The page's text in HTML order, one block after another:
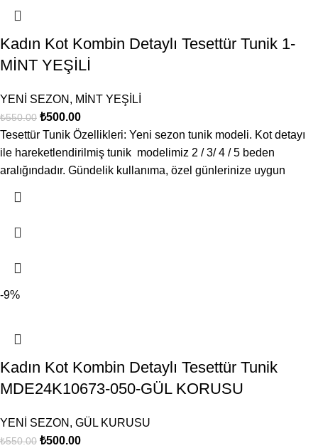
Kadın Kot Kombin Detaylı Tesettür Tunik 1-
MİNT YEŞİLİ
YENİ SEZON , MİNT YEŞİLİ
₺550.00 ₺500.00
Tesettür Tunik Özellikleri: Yeni sezon tunik modeli. Kot detayı
ile hareketlendirilmiş tunik modelimiz 2 / 3/ 4 / 5 beden
aralığındadır. Gündelik kullanıma, özel günlerinize uygun
-9%
Kadın Kot Kombin Detaylı Tesettür Tunik
MDE24K10673-050-GÜL KORUSU
YENİ SEZON , GÜL KURUSU
₺550.00 ₺500.00